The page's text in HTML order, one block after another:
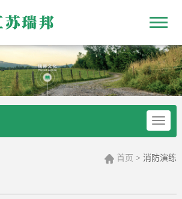
首页 > 消防演练